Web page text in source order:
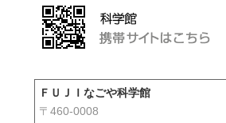
ＦＵＪＩなごや科学館
〒460-0008